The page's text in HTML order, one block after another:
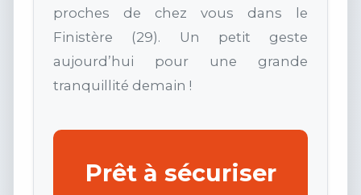
proches de chez vous dans le
Finistère (29). Un petit geste
aujourd’hui pour une grande
tranquillité demain !
Prêt à sécuriser